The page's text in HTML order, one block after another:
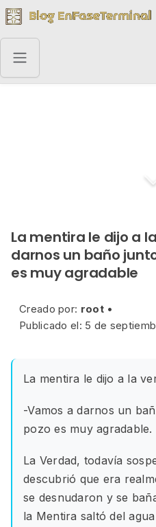
La mentira le dijo a
darnos un baño
es muy agradable
Creado por: root •
Publicado el: 5 de
La mentira le dijo a la
-Vamos a darnos un
pozo es muy agradable.
La Verdad, todavía
descubrió que era
se desnudaron y se
la Mentira saltó del